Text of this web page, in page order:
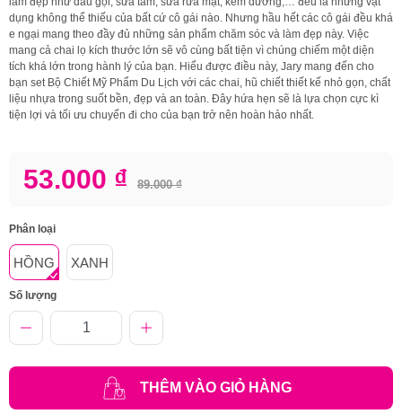
dụng không thể thiếu của bất cứ cô gái nào. Nhưng hầu hết các cô gái đều khá
e ngại mang theo đầy đủ những sản phẩm chăm sóc và làm đẹp này. Việc
mang cả chai lọ kích thước lớn sẽ vô cùng bất tiện vì chúng chiếm một diện
tích khá lớn trong hành lý của bạn. Hiểu được điều này, Jary mang đến cho
bạn set Bộ Chiết Mỹ Phẩm Du Lịch với các chai, hũ chiết thiết kế nhỏ gọn, chất
liệu nhựa trong suốt bền, đẹp và an toàn. Đây hứa hẹn sẽ là lựa chọn cực kì
tiện lợi và tối ưu chuyến đi cho của bạn trở nên hoàn hảo nhất.
53.000 ₫ 89.000 ₫
Phân loại
HỒNG XANH
Số lượng
THÊM VÀO GIỎ HÀNG